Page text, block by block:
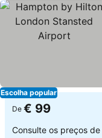
Escolha popular
De € 99
Consulte os preços de